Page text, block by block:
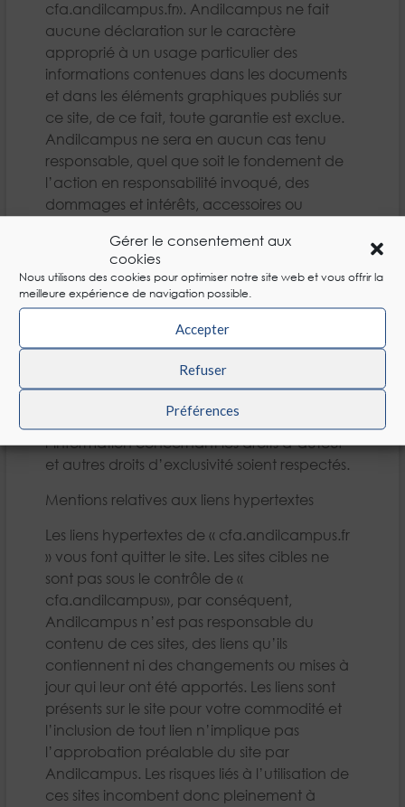
Gérer le consentement aux
cookies
Nous utilisons des cookies pour optimiser notre site web et vous offrir la
meilleure expérience de navigation possible.
Accepter
Refuser
Préférences
cfa.andilcampus.fr». Andilcampus ne fait
aucune déclaration sur le caractère
approprié à un usage particulier des
informations contenues dans les documents
et dans les éléments graphiques publiés sur
ce site, de ce fait, toute garantie est exclue.
Andilcampus ne sera en aucun cas tenu
responsable, quel que soit le fondement de
l’action en responsabilité invoqué, des
dommages et intérêts, accessoires ou
d’un arrêt d’utilisation, d’une perte de
données, ou d’une perte de bénéfices…)
résultant de, ou liés à l’utilisation ou au
fonctionnement des informations disponibles
ordinateur, le sont à un usage strictement
commerciale, à condition que toute
l’information concernant les droits d’auteur
et autres droits d’exclusivité soient respectés.
Mentions relatives aux liens hypertextes
Les liens hypertextes de « cfa.andilcampus.fr
» vous font quitter le site. Les sites cibles ne
sont pas sous le contrôle de «
cfa.andilcampus», par conséquent,
Andilcampus n’est pas responsable du
contenu de ces sites, des liens qu’ils
contiennent ni des changements ou mises à
jour qui leur ont été apportés. Les liens sont
présents sur le site pour votre commodité et
l’inclusion de tout lien n’implique pas
l’approbation préalable du site par
Andilcampus. Les risques liés à l’utilisation de
ces sites incombent donc pleinement à